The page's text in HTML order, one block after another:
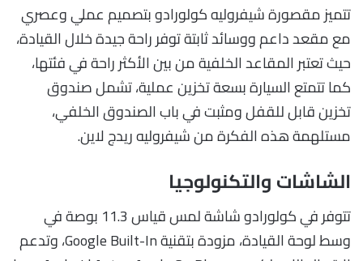
تتميز مقصورة شيفروليه كولورادو بتصميم عملي وعصري
مع مقعد داعم ووسائد ثابتة توفر راحة جيدة خلال القيادة،
حيث تعتبر المقاعد الخلفية من بين الأكثر راحة في فئتها،
كما تتمتع السيارة بسعة تخزين عملية، تشمل صندوق
تخزين قابل للقفل ومثبت في باب الصندوق الخلفي،
مستلهمة هذه الفكرة من شيفروليه ريدج لاين.
الشاشات والتكنولوجيا
تتوفر في كولورادو شاشة لمس قياس 11.3 بوصة في
وسط لوحة القيادة، مزودة بتقنية Google Built-In، وتدعم